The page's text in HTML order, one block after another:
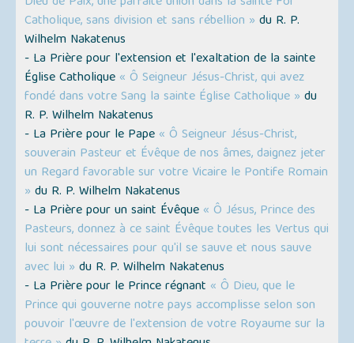
Catholique, sans division et sans rébellion » du R. P.
Wilhelm Nakatenus
- La Prière pour l'extension et l'exaltation de la sainte
Église Catholique « Ô Seigneur Jésus-Christ, qui avez
fondé dans votre Sang la sainte Église Catholique » du
R. P. Wilhelm Nakatenus
- La Prière pour le Pape « Ô Seigneur Jésus-Christ,
souverain Pasteur et Évêque de nos âmes, daignez jeter
un Regard favorable sur votre Vicaire le Pontife Romain
» du R. P. Wilhelm Nakatenus
- La Prière pour un saint Évêque « Ô Jésus, Prince des
Pasteurs, donnez à ce saint Évêque toutes les Vertus qui
lui sont nécessaires pour qu'il se sauve et nous sauve
avec lui » du R. P. Wilhelm Nakatenus
- La Prière pour le Prince régnant « Ô Dieu, que le
Prince qui gouverne notre pays accomplisse selon son
pouvoir l'œuvre de l'extension de votre Royaume sur la